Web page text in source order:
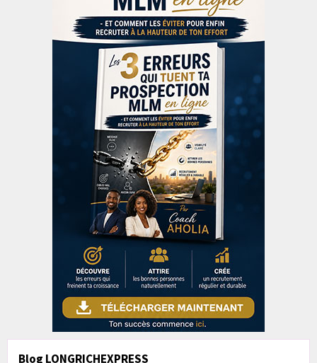
Blog LONGRICHEXPRESS